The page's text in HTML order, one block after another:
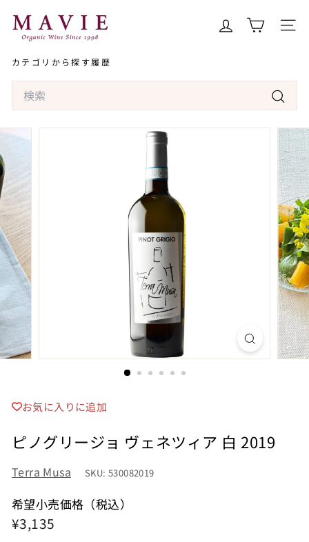
キ
プ
オ
ー
ニ
ッ
ク
ワ
イ
門
店
マ
ヴ
ィ
サイ
カテゴリから探す履歴
Search
検
索
お気に入りに追加
ピノグリージョ ヴェネツィア 白 2019
Terra Musa SKU: 530082019
希望小売価格（税込）
希
¥3,135